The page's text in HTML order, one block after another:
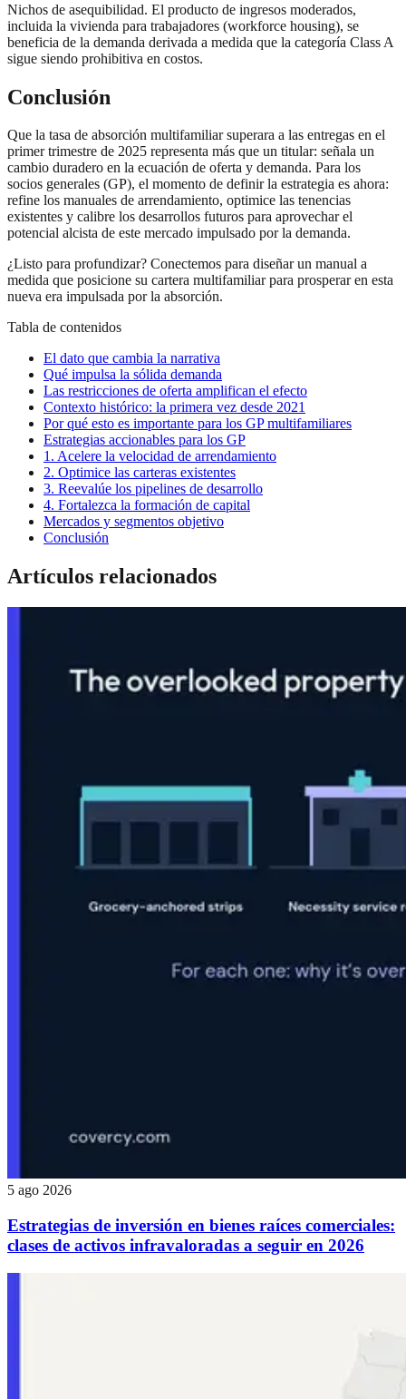
Nichos de asequibilidad. El producto de ingresos moderados,
incluida la vivienda para trabajadores (workforce housing), se
beneficia de la demanda derivada a medida que la categoría Class A
sigue siendo prohibitiva en costos.
Conclusión
Que la tasa de absorción multifamiliar superara a las entregas en el
primer trimestre de 2025 representa más que un titular: señala un
cambio duradero en la ecuación de oferta y demanda. Para los
socios generales (GP), el momento de definir la estrategia es ahora:
refine los manuales de arrendamiento, optimice las tenencias
existentes y calibre los desarrollos futuros para aprovechar el
potencial alcista de este mercado impulsado por la demanda.
¿Listo para profundizar? Conectemos para diseñar un manual a
medida que posicione su cartera multifamiliar para prosperar en esta
nueva era impulsada por la absorción.
Tabla de contenidos
El dato que cambia la narrativa
Qué impulsa la sólida demanda
Las restricciones de oferta amplifican el efecto
Contexto histórico: la primera vez desde 2021
Por qué esto es importante para los GP multifamiliares
Estrategias accionables para los GP
1. Acelere la velocidad de arrendamiento
2. Optimice las carteras existentes
3. Reevalúe los pipelines de desarrollo
4. Fortalezca la formación de capital
Mercados y segmentos objetivo
Conclusión
Artículos relacionados
5 ago 2026
Estrategias de inversión en bienes raíces comerciales:
clases de activos infravaloradas a seguir en 2026